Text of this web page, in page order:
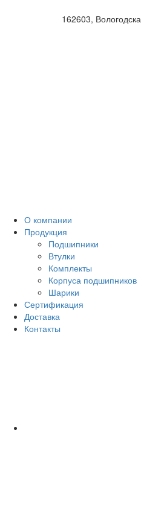
162603,
О компании
Продукция
Подшипники
Втулки
Комплекты
Корпуса подшипников
Шарики
Сертификация
Доставка
Контакты